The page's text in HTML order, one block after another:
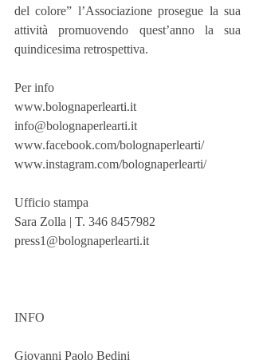
del colore” l’Associazione prosegue la sua
attività promuovendo quest’anno la sua
quindicesima retrospettiva.
Per info
www.bolognaperlearti.it
info@bolognaperlearti.it
www.facebook.com/bolognaperlearti/
www.instagram.com/bolognaperlearti/
Ufficio stampa
Sara Zolla | T. 346 8457982
press1@bolognaperlearti.it
INFO
Giovanni Paolo Bedini